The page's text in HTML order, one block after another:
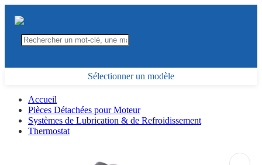
Sélectionner un modèle
Accueil
Pièces Détachées pour Moteur
Systèmes de Lubrication & de Refroidissement
Thermostat